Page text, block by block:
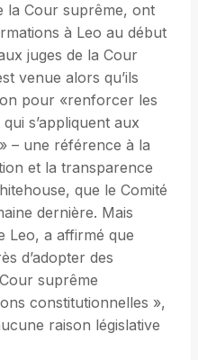
la Cour suprême, ont
à Leo au début
juges de la Cour
venue alors qu’ils
pour «renforcer les
s’appliquent aux
– une référence à la
et la transparence
que le Comité
dernière. Mais
Leo, a affirmé que
d’adopter des
suprême
constitutionnelles »,
raison législative